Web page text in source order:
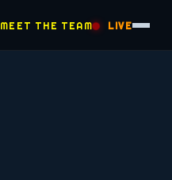
MEET THE TEAM LIVE